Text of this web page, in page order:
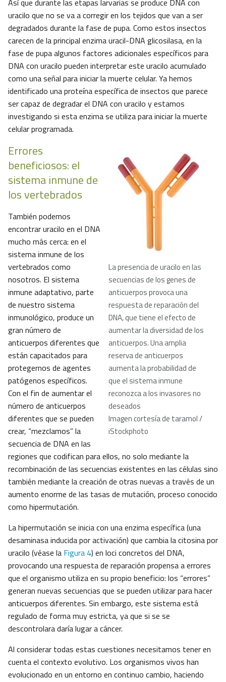
Así que durante las etapas larvarias se produce DNA con
uracilo que no se va a corregir en los tejidos que van a ser
degradados durante la fase de pupa. Como estos insectos
carecen de la principal enzima uracil-DNA glicosilasa, en la
fase de pupa algunos factores adicionales específicos para
DNA con uracilo pueden interpretar este uracilo acumulado
como una señal para iniciar la muerte celular. Ya hemos
identificado una proteína específica de insectos que parece
ser capaz de degradar el DNA con uracilo y estamos
investigando si esta enzima se utiliza para iniciar la muerte
celular programada.
La presencia de uracilo en las
secuencias de los genes de
anticuerpos provoca una
respuesta de reparación del
DNA, que tiene el efecto de
aumentar la diversidad de los
anticuerpos. Una amplia
reserva de anticuerpos
aumenta la probabilidad de
que el sistema inmune
reconozca a los invasores no
deseados
Imagen cortesía de taramol /
iStockphoto
Errores
beneficiosos: el
sistema inmune de
los vertebrados
También podemos
encontrar uracilo en el DNA
mucho más cerca: en el
sistema inmune de los
vertebrados como
nosotros. El sistema
inmune adaptativo, parte
de nuestro sistema
inmunológico, produce un
gran número de
anticuerpos diferentes que
están capacitados para
protegernos de agentes
patógenos específicos.
Con el fin de aumentar el
número de anticuerpos
diferentes que se pueden
crear, “mezclamos” la
secuencia de DNA en las
regiones que codifican para ellos, no solo mediante la
recombinación de las secuencias existentes en las células sino
también mediante la creación de otras nuevas a través de un
aumento enorme de las tasas de mutación, proceso conocido
como hipermutación.
La hipermutación se inicia con una enzima específica (una
desaminasa inducida por activación) que cambia la citosina por
uracilo (véase la Figura 4) en loci concretos del DNA,
provocando una respuesta de reparación propensa a errores
que el organismo utiliza en su propio beneficio: los “errores”
generan nuevas secuencias que se pueden utilizar para hacer
anticuerpos diferentes. Sin embargo, este sistema está
regulado de forma muy estricta, ya que si se se
descontrolara daría lugar a cáncer.
Al considerar todas estas cuestiones necesitamos tener en
cuenta el contexto evolutivo. Los organismos vivos han
evolucionado en un entorno en continuo cambio, haciendo